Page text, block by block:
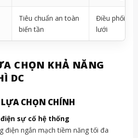
Tiêu chuẩn an toàn
biến tần
Điều phối
lưới
CHỌN KHẢ NĂNG
DC
LỰA CHỌN CHÍNH
sự cố hệ thống
điện ngắn mạch tiềm năng tối đa